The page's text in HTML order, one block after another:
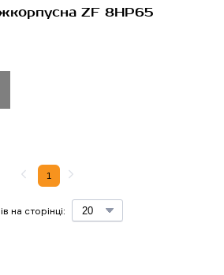
ZF 8HP65
на сторінці:
1